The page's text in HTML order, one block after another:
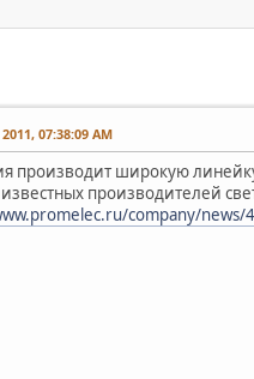
07:38:09 AM
производит широкую
производителей
company/news/